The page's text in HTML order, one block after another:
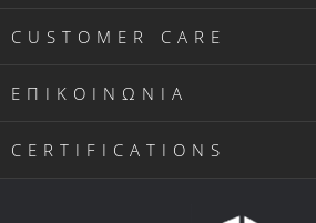
CUSTOMER CARE
ΕΠΙΚΟΙΝΩΝΙΑ
CERTIFICATIONS